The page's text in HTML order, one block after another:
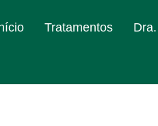
Tratamentos